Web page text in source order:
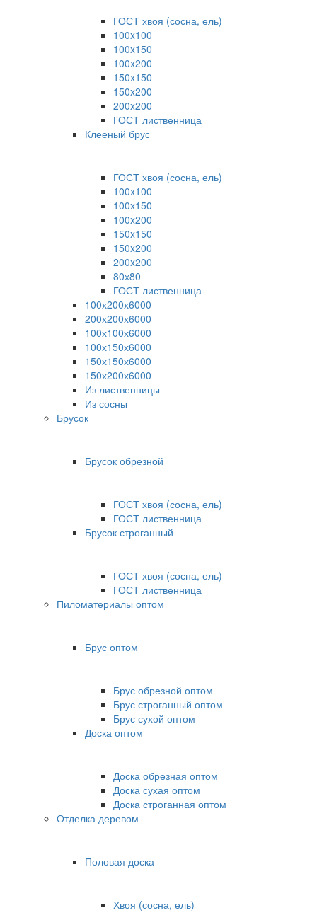
ГОСТ хвоя (сосна, ель)
100x100
100x150
100x200
150x150
150x200
200x200
ГОСТ лиственница
Клееный брус
ГОСТ хвоя (сосна, ель)
100x100
100x150
100x200
150x150
150x200
200x200
80х80
ГОСТ лиственница
100х200х6000
200х200х6000
100х100х6000
100х150х6000
150х150х6000
150х200х6000
Из лиственницы
Из сосны
Брусок
Брусок обрезной
ГОСТ хвоя (сосна, ель)
ГОСТ лиственница
Брусок строганный
ГОСТ хвоя (сосна, ель)
ГОСТ лиственница
Пиломатериалы оптом
Брус оптом
Брус обрезной оптом
Брус строганный оптом
Брус сухой оптом
Доска оптом
Доска обрезная оптом
Доска сухая оптом
Доска строганная оптом
Отделка деревом
Половая доска
Хвоя (сосна, ель)